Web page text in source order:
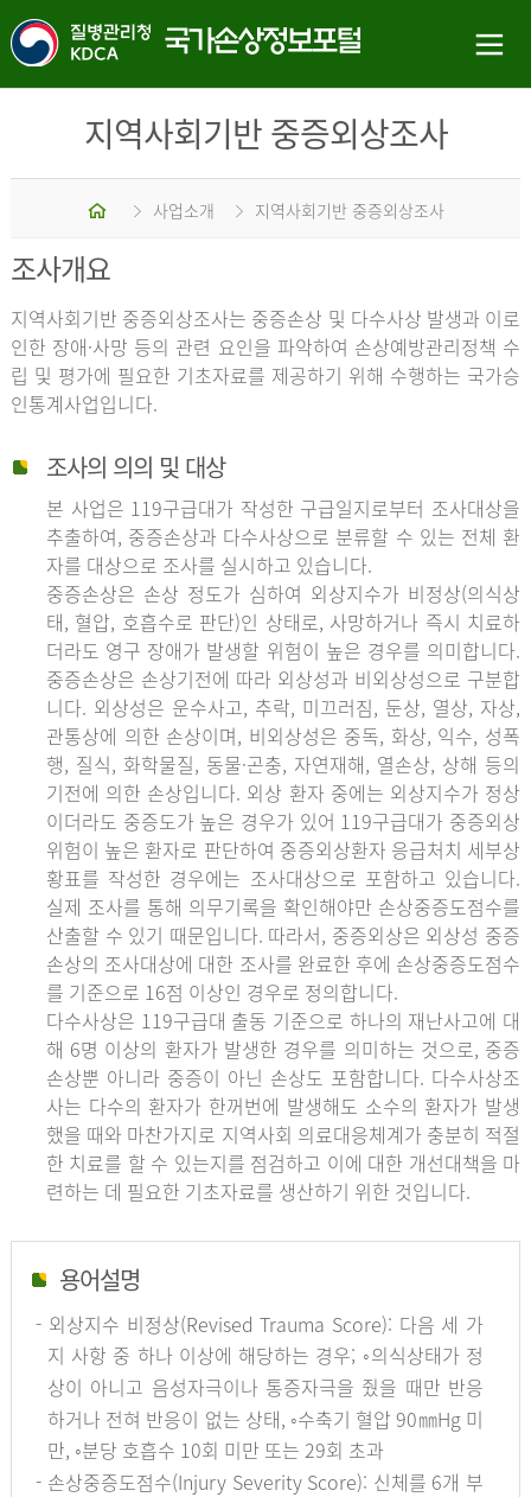
지역사회기반 중증외상조사
홈 사업소개 지역사회기반 중증외상조사
조사개요
지역사회기반 중증외상조사는 중증손상 및 다수사상 발생과 이로
인한 장애·사망 등의 관련 요인을 파악하여 손상예방관리정책 수
립 및 평가에 필요한 기초자료를 제공하기 위해 수행하는 국가승
인통계사업입니다.
조사의 의의 및 대상
본 사업은 119구급대가 작성한 구급일지로부터 조사대상을
추출하여, 중증손상과 다수사상으로 분류할 수 있는 전체 환
자를 대상으로 조사를 실시하고 있습니다.
중증손상은 손상 정도가 심하여 외상지수가 비정상(의식상
태, 혈압, 호흡수로 판단)인 상태로, 사망하거나 즉시 치료하
더라도 영구 장애가 발생할 위험이 높은 경우를 의미합니다.
중증손상은 손상기전에 따라 외상성과 비외상성으로 구분합
니다. 외상성은 운수사고, 추락, 미끄러짐, 둔상, 열상, 자상,
관통상에 의한 손상이며, 비외상성은 중독, 화상, 익수, 성폭
행, 질식, 화학물질, 동물·곤충, 자연재해, 열손상, 상해 등의
기전에 의한 손상입니다. 외상 환자 중에는 외상지수가 정상
이더라도 중증도가 높은 경우가 있어 119구급대가 중증외상
위험이 높은 환자로 판단하여 중증외상환자 응급처치 세부상
황표를 작성한 경우에는 조사대상으로 포함하고 있습니다.
실제 조사를 통해 의무기록을 확인해야만 손상중증도점수를
산출할 수 있기 때문입니다. 따라서, 중증외상은 외상성 중증
손상의 조사대상에 대한 조사를 완료한 후에 손상중증도점수
를 기준으로 16점 이상인 경우로 정의합니다.
다수사상은 119구급대 출동 기준으로 하나의 재난사고에 대
해 6명 이상의 환자가 발생한 경우를 의미하는 것으로, 중증
손상뿐 아니라 중증이 아닌 손상도 포함합니다. 다수사상조
사는 다수의 환자가 한꺼번에 발생해도 소수의 환자가 발생
했을 때와 마찬가지로 지역사회 의료대응체계가 충분히 적절
한 치료를 할 수 있는지를 점검하고 이에 대한 개선대책을 마
련하는 데 필요한 기초자료를 생산하기 위한 것입니다.
용어설명
- 외상지수 비정상(Revised Trauma Score): 다음 세 가
지 사항 중 하나 이상에 해당하는 경우; ◦의식상태가 정
상이 아니고 음성자극이나 통증자극을 줬을 때만 반응
하거나 전혀 반응이 없는 상태, ◦수축기 혈압 90㎜Hg 미
만, ◦분당 호흡수 10회 미만 또는 29회 초과
- 손상중증도점수(Injury Severity Score): 신체를 6개 부